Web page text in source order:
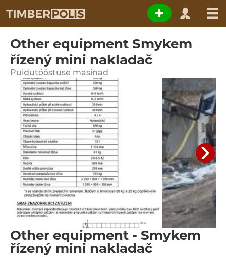
Other equipment Smykem
řízený mini nakladač
Puidutööstuse masinad
Other equipment - Smykem
řízený mini nakladač